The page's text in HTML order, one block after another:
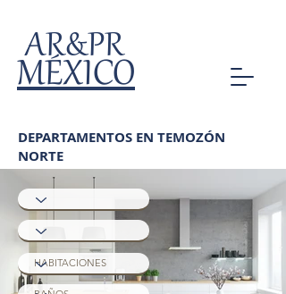
MÉXICO
AR&PR
DEPARTAMENTOS EN TEMOZÓN
NORTE